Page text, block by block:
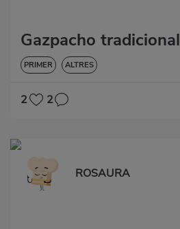
Gazpacho tradicional
PRIMER ALTRES
2 2
ROSAURA